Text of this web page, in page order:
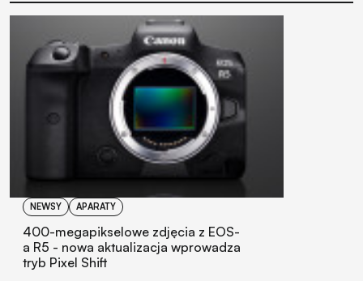
NEWSY APARATY
400-megapikselowe zdjęcia z EOS-
a R5 - nowa aktualizacja wprowadza
tryb Pixel Shift